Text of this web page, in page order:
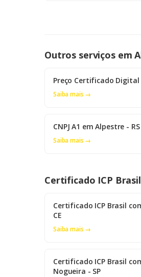
Outros serviços em
Preço Certificado Digital
Saiba mais →
CNPJ A1 em Alpestre - RS
Saiba mais →
Certificado ICP
Certificado ICP Brasil
CE
Saiba mais →
Certificado ICP Brasil
Nogueira - SP